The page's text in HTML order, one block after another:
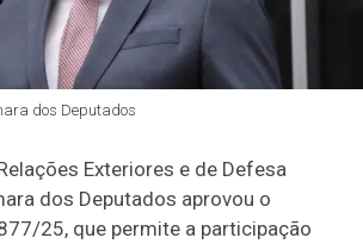
dos Deputados
Exteriores e de Defesa
dos Deputados aprovou o
25, que permite a participação